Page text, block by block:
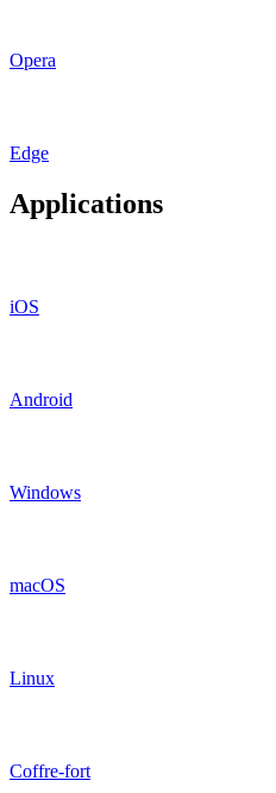
Opera
Edge
Applications
iOS
Android
Windows
macOS
Linux
Coffre-fort